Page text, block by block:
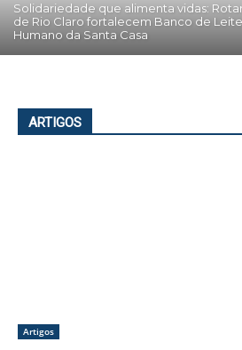
Solidariedade que alimenta vidas:
de Rio Claro fortalecem Banco de Leite
Humano da Santa Casa
ARTIGOS
Artigos